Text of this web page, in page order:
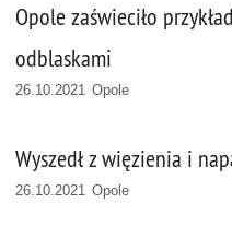
Opole zaświeciło
odblaskami
26.10.2021 Opole
Wyszedł z więzienia i
26.10.2021 Opole